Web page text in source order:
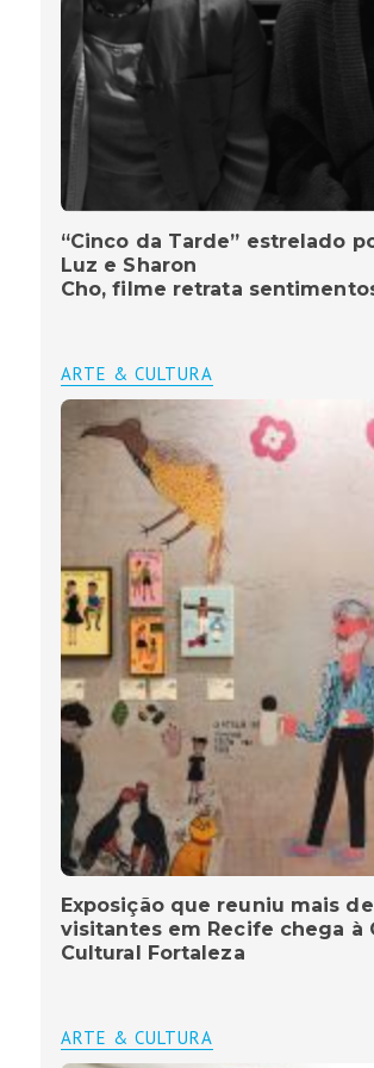
“Cinco da Tarde” estrelado
Luz e Sharon
Cho, filme retrata
ARTE & CULTURA
Exposição que reuniu mais de
visitantes em Recife chega à
Cultural Fortaleza
ARTE & CULTURA